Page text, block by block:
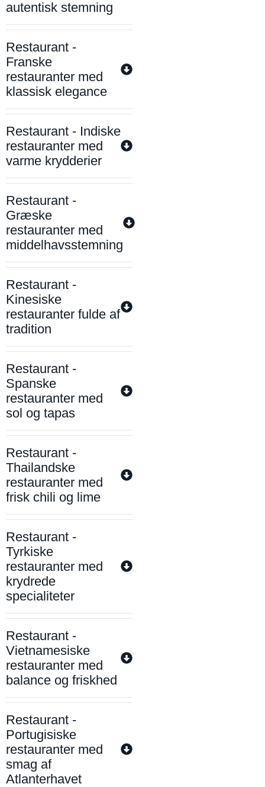
autentisk stemning
Restaurant -
Franske
restauranter med
klassisk elegance
Restaurant - Indiske
restauranter med
varme krydderier
Restaurant -
Græske
restauranter med
middelhavsstemning
Restaurant -
Kinesiske
restauranter fulde af
tradition
Restaurant -
Spanske
restauranter med
sol og tapas
Restaurant -
Thailandske
restauranter med
frisk chili og lime
Restaurant -
Tyrkiske
restauranter med
krydrede
specialiteter
Restaurant -
Vietnamesiske
restauranter med
balance og friskhed
Restaurant -
Portugisiske
restauranter med
smag af
Atlanterhavet